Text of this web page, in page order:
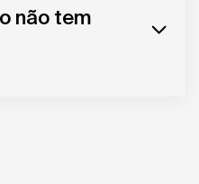
não tem